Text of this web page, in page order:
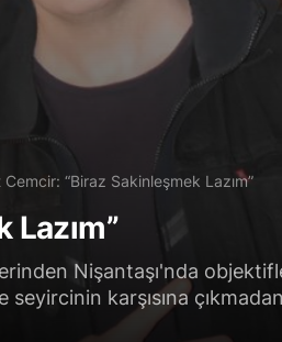
Cemcir: “Biraz Sakinleşmek Lazım”
Nişantaşı'nda
karşısına